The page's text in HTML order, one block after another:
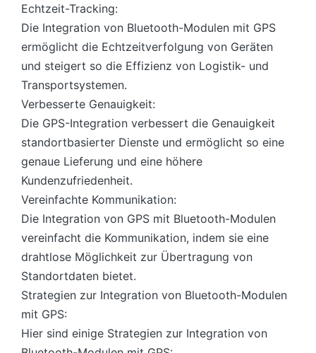
Echtzeit-Tracking:
Die Integration von Bluetooth-Modulen mit GPS
ermöglicht die Echtzeitverfolgung von Geräten
und steigert so die Effizienz von Logistik- und
Transportsystemen.
Verbesserte Genauigkeit:
Die GPS-Integration verbessert die Genauigkeit
standortbasierter Dienste und ermöglicht so eine
genaue Lieferung und eine höhere
Kundenzufriedenheit.
Vereinfachte Kommunikation:
Die Integration von GPS mit Bluetooth-Modulen
vereinfacht die Kommunikation, indem sie eine
drahtlose Möglichkeit zur Übertragung von
Standortdaten bietet.
Strategien zur Integration von Bluetooth-Modulen
mit GPS:
Hier sind einige Strategien zur Integration von